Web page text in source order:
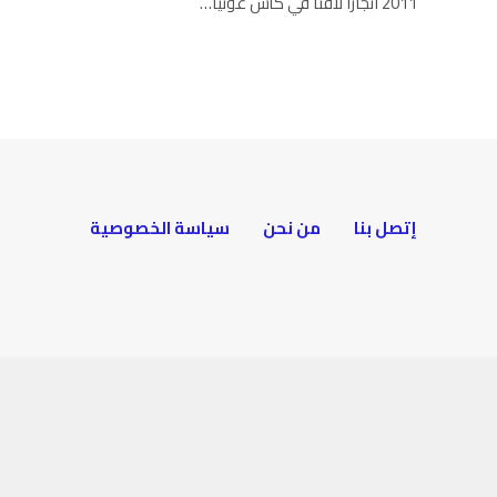
إتصل بنا من نحن سياسة الخصوصية